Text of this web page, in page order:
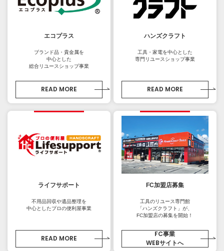
エコプラス
ブランド品・貴金属を
中心とした
総合リユースショップ事業
READ MORE
ハンズクラフト
工具・家電を中心とした
専門リユースショップ事業
READ MORE
ライフサポート
不用品回収や遺品整理を
中心としたプロの便利屋事業
READ MORE
FC加盟店募集
工具のリユース専門館
「ハンズクラフト」が、
FC加盟店の募集を開始！
FC事業
WEBサイトへ